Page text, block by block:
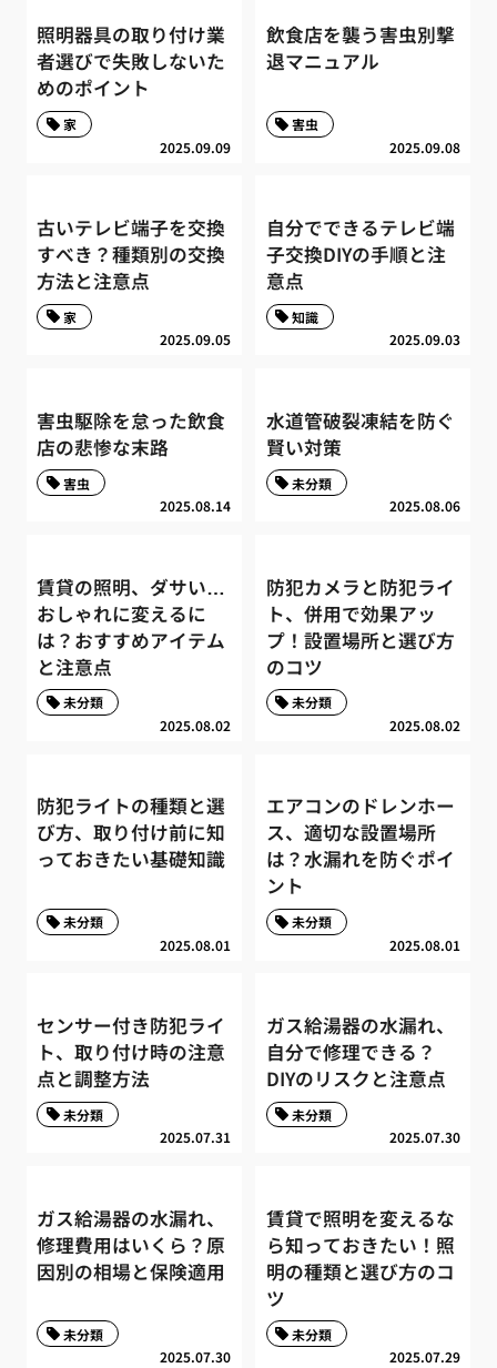
照明器具の取り付け業
者選びで失敗しないた
めのポイント
2025.09.09
家
飲食店を襲う害虫別撃
退マニュアル
2025.09.08
害虫
古いテレビ端子を交換
すべき？種類別の交換
方法と注意点
2025.09.05
家
自分でできるテレビ端
子交換DIYの手順と注
意点
2025.09.03
知識
害虫駆除を怠った飲食
店の悲惨な末路
2025.08.14
害虫
水道管破裂凍結を防ぐ
賢い対策
2025.08.06
未分類
賃貸の照明、ダサい…
おしゃれに変えるに
は？おすすめアイテム
と注意点
2025.08.02
未分類
防犯カメラと防犯ライ
ト、併用で効果アッ
プ！設置場所と選び方
のコツ
2025.08.02
未分類
防犯ライトの種類と選
び方、取り付け前に知
っておきたい基礎知識
2025.08.01
未分類
エアコンのドレンホー
ス、適切な設置場所
は？水漏れを防ぐポイ
ント
2025.08.01
未分類
センサー付き防犯ライ
ト、取り付け時の注意
点と調整方法
2025.07.31
未分類
ガス給湯器の水漏れ、
自分で修理できる？
DIYのリスクと注意点
2025.07.30
未分類
ガス給湯器の水漏れ、
修理費用はいくら？原
因別の相場と保険適用
2025.07.30
未分類
賃貸で照明を変えるな
ら知っておきたい！照
明の種類と選び方のコ
ツ
2025.07.29
未分類